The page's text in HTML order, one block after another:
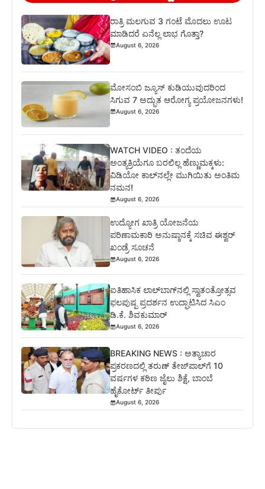
ರಾತ್ರಿ ಮಲಗುವ 3 ಗಂಟೆ ಮೊದಲು ಊಟ
ಮಾಡಿದರೆ ಏನೆಲ್ಲ ಲಾಭ ಗೊತ್ತಾ?
August 6, 2026
ಮೋಸಂಬಿ ಜ್ಯೂಸ್ ಕುಡಿಯುವುದರಿಂದ
ಸಿಗುವ 7 ಅದ್ಭುತ ಆರೋಗ್ಯ ಪ್ರಯೋಜನಗಳು!
August 6, 2026
WATCH VIDEO : ತಂದೆಯ
ಅಂತ್ಯಕ್ರಿಯೆಗೂ ಬರಲಿಲ್ಲ ಹೆಣ್ಣುಮಕ್ಕಳು:
ವಿಡಿಯೋ ಕಾಲ್‌ನಲ್ಲೇ ಮುಗಿಯಿತು ಅಂತಿಮ
ನಮನ!
August 6, 2026
ಉದ್ಯೋಗ ಖಾತ್ರಿ ಯೋಜನೆಯ
ಪರಿಣಾಮಕಾರಿ ಅನುಷ್ಠಾನಕ್ಕೆ ಸಚಿವ ಈಶ್ವರ್
ಖಂಡ್ರೆ ಸೂಚನೆ
August 6, 2026
ಐತಿಹಾಸಿಕ ಲಾಲ್‌ಬಾಗ್‌ನಲ್ಲಿ ಸ್ವಾತಂತ್ರೋತ್ಸವ
ಫಲಪುಷ್ಪ ಪ್ರದರ್ಶನ ಉದ್ಘಾಟಿಸಿದ ಸಿಎಂ
ಡಿ.ಕೆ. ಶಿವಕುಮಾರ್
August 6, 2026
BREAKING NEWS : ಅತ್ಯಾಚಾರ
ಪ್ರಕರಣದಲ್ಲಿ ತರುಣ್ ತೇಜ್‌ಪಾಲ್‌ಗೆ 10
ವರ್ಷಗಳ ಕಠಿಣ ಜೈಲು ಶಿಕ್ಷೆ, ಬಾಂಬೆ
ಹೈಕೋರ್ಟ್ ತೀರ್ಪು
August 6, 2026